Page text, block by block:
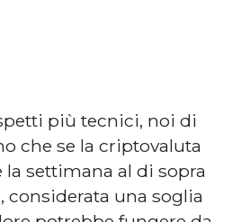
più tecnici, noi di
che se la criptovaluta
settimana al di sopra
considerata una soglia